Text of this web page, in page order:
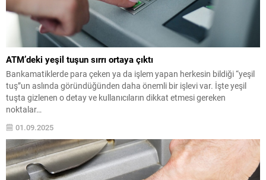
ATM’deki yeşil tuşun sırrı ortaya çıktı
Bankamatiklerde para çeken ya da işlem yapan herkesin bildiği “yeşil
tuş”un aslında göründüğünden daha önemli bir işlevi var. İşte yeşil
tuşta gizlenen o detay ve kullanıcıların dikkat etmesi gereken
noktalar…
01.09.2025